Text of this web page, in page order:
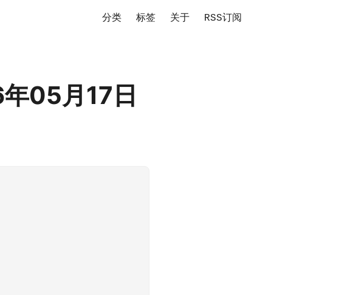
分类 标签 关于 RSS订阅
05月17日